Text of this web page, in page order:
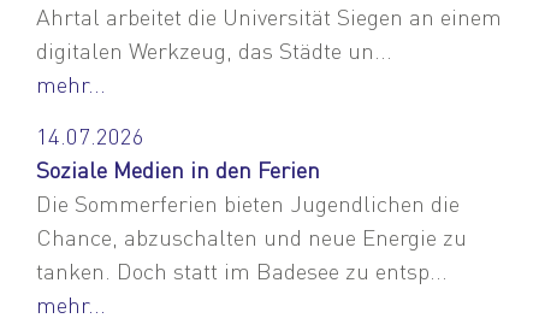
Ahrtal arbeitet die Universität Siegen an einem
digitalen Werkzeug, das Städte un...
mehr...
14.07.2026
Soziale Medien in den Ferien
Die Sommerferien bieten Jugendlichen die
Chance, abzuschalten und neue Energie zu
tanken. Doch statt im Badesee zu entsp...
mehr...